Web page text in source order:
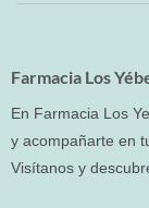
Farmacia Los
En Farmacia Los
y acompañarte en
Visítanos y